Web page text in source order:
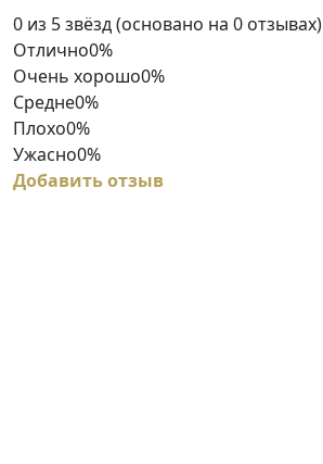
Rated
0
out
of
5
0 из 5 звёзд (основано на 0 отзывах)
Отлично0%
Очень хорошо0%
Средне0%
Плохо0%
Ужасно0%
Добавить отзыв